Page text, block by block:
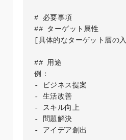
# 必要事項
## ターゲット属性
[具体的なターゲット層の
## 用途
例：
- ビジネス提案
- 生活改善
- スキル向上
- 問題解決
- アイデア創出